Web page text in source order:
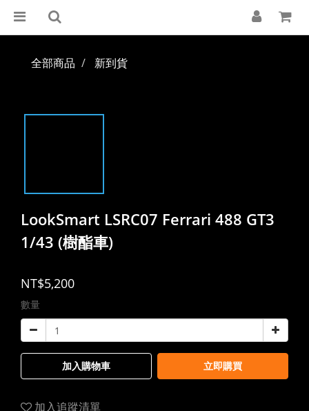
全部商品 新到貨
LookSmart LSRC07 Ferrari 488 GT3
1/43 (樹酯車)
NT$5,200
數量
加入購物車 立即購買
加入追蹤清單